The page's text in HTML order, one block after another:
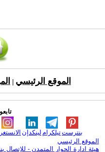
الموقع الرئيسي
لينكدإن تيلكرامبنترست
الموقع الرئيسي
هيئة ادارة الحوار المتمدن - للإتصال